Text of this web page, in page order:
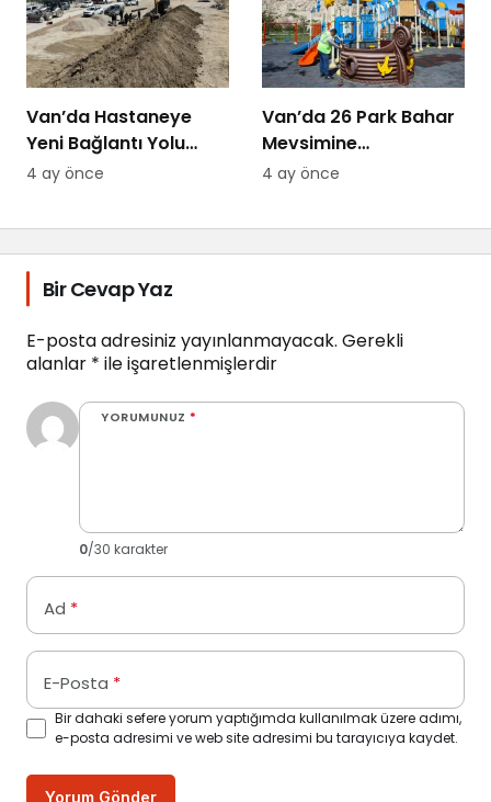
Van’da Hastaneye
Yeni Bağlantı Yolu
Yapılıyor
4 ay önce
Van’da 26 Park Bahar
Mevsimine
Hazırlanıyor
4 ay önce
Bir Cevap Yaz
E-posta adresiniz yayınlanmayacak. Gerekli
alanlar * ile işaretlenmişlerdir
YORUMUNUZ *
0/30 karakter
Ad *
E-Posta *
Bir dahaki sefere yorum yaptığımda kullanılmak üzere adımı,
e-posta adresimi ve web site adresimi bu tarayıcıya kaydet.
Yorum Gönder